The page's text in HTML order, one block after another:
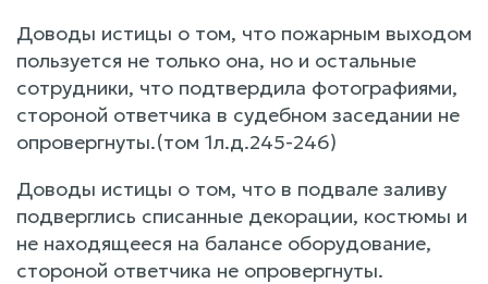
Доводы истицы о том, что пожарным выходом
пользуется не только она, но и остальные
сотрудники, что подтвердила фотографиями,
стороной ответчика в судебном заседании не
опровергнуты.(том 1л.д.245-246)
Доводы истицы о том, что в подвале заливу
подверглись списанные декорации, костюмы и
не находящееся на балансе оборудование,
стороной ответчика не опровергнуты.